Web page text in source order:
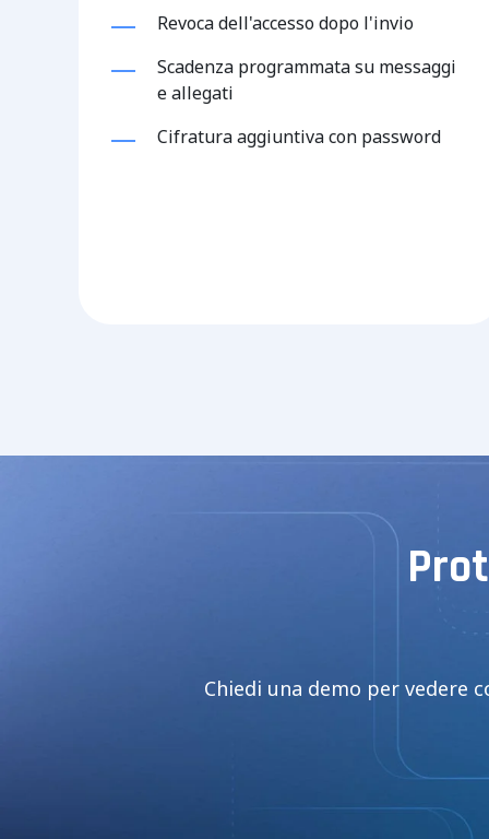
Revoca dell'accesso dopo l'invio
Scadenza programmata su messaggi
e allegati
Cifratura aggiuntiva con password
Chiedi una demo per vedere